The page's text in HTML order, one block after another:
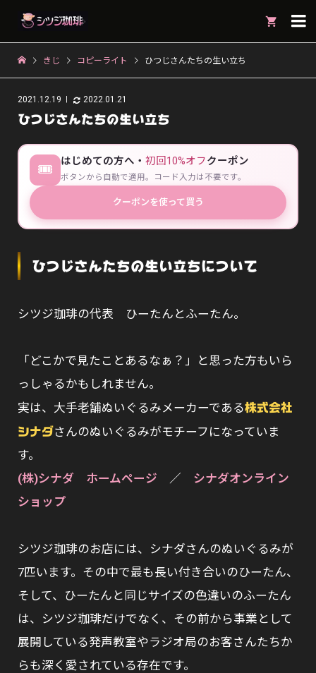

きじ コピーライト ひつじさんたちの生い立ち
2021.12.19 2022.01.21
ひつじさんたちの生い立ち
🎟 はじめての方へ・初回10%オフクーポン
ボタンから自動で適用。コード入力は不要です。
クーポンを使って買う
ひつじさんたちの生い立ちについて
シツジ珈琲の代表 ひーたんとふーたん。
「どこかで見たことあるなぁ？」と思った方もいら
っしゃるかもしれません。
実は、大手老舗ぬいぐるみメーカーである株式会社
シナダさんのぬいぐるみがモチーフになっていま
す。
(株)シナダ ホームページ ／ シナダオンライン
ショップ
シツジ珈琲のお店には、シナダさんのぬいぐるみが
7匹います。その中で最も長い付き合いのひーたん、
そして、ひーたんと同じサイズの色違いのふーたん
は、シツジ珈琲だけでなく、その前から事業として
展開している発声教室やラジオ局のお客さんたちか
らも深く愛されている存在です。